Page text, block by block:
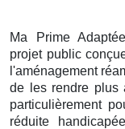
Ma Prime
projet public
l'aménagement
de les rendre plus
particulièrement
réduite